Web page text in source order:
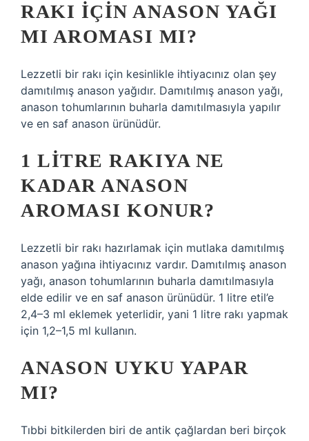
RAKI IÇIN ANASON YAĞI
MI AROMASI MI?
Lezzetli bir rakı için kesinlikle ihtiyacınız olan şey
damıtılmış anason yağıdır. Damıtılmış anason yağı,
anason tohumlarının buharla damıtılmasıyla yapılır
ve en saf anason ürünüdür.
1 LITRE RAKIYA NE
KADAR ANASON
AROMASI KONUR?
Lezzetli bir rakı hazırlamak için mutlaka damıtılmış
anason yağına ihtiyacınız vardır. Damıtılmış anason
yağı, anason tohumlarının buharla damıtılmasıyla
elde edilir ve en saf anason ürünüdür. 1 litre etil’e
2,4–3 ml eklemek yeterlidir, yani 1 litre rakı yapmak
için 1,2–1,5 ml kullanın.
ANASON UYKU YAPAR
MI?
Tıbbi bitkilerden biri de antik çağlardan beri birçok